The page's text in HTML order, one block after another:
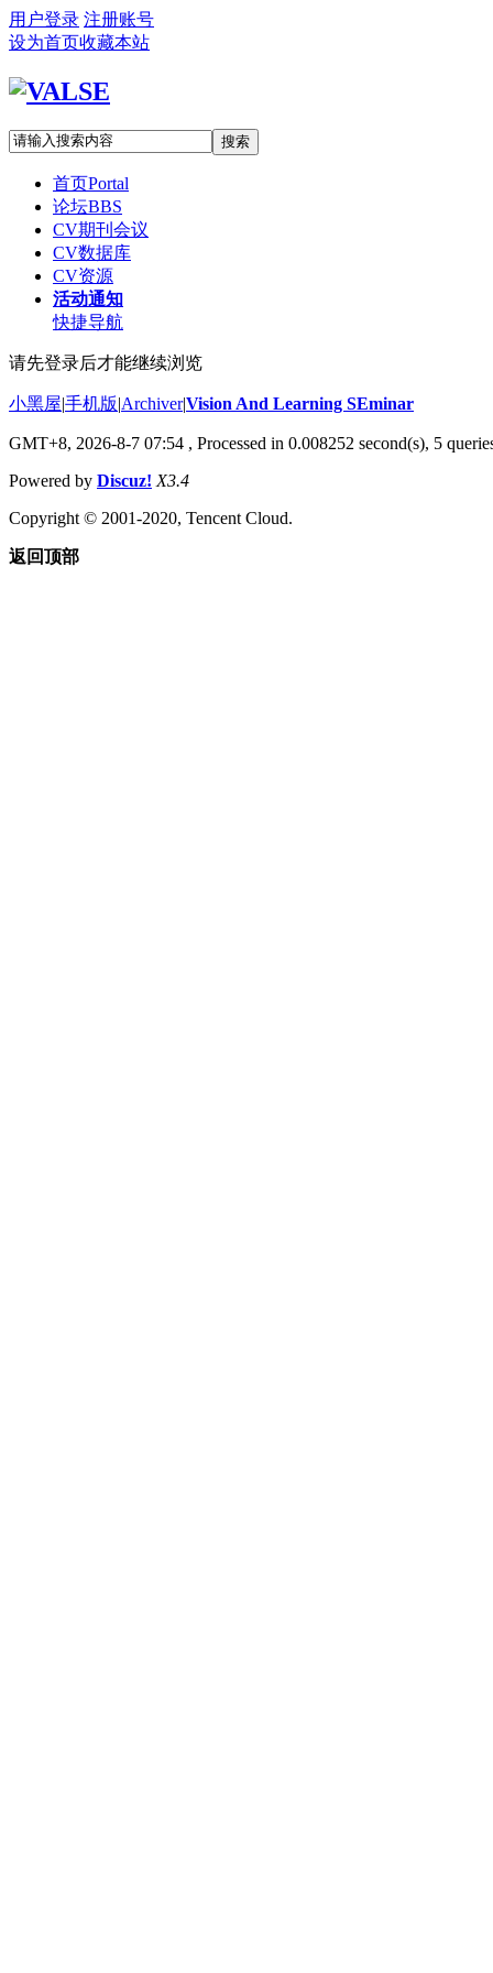
用户登录 注册账号
设为首页收藏本站
搜索
首页Portal
论坛BBS
CV期刊会议
CV数据库
CV资源
活动通知
快捷导航
请先登录后才能继续浏览
小黑屋|手机版|Archiver|Vision And Learning SEminar
GMT+8, 2026-8-7 07:54 , Processed in 0.008252 second(s), 5
Powered by Discuz! X3.4
Copyright © 2001-2020, Tencent Cloud.
返回顶部